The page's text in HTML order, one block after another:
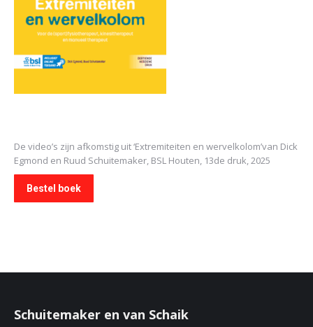
De video’s zijn afkomstig uit‘Extremiteiten en wervelkolom’van Dick
Egmond en Ruud Schuitemaker, BSL Houten, 13de druk, 2025
Bestel boek
Schuitemaker en van Schaik